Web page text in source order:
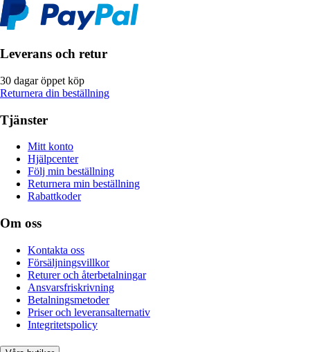
Leverans och retur
30 dagar öppet köp
Returnera din beställning
Tjänster
Mitt konto
Hjälpcenter
Följ min beställning
Returnera min beställning
Rabattkoder
Om oss
Kontakta oss
Försäljningsvillkor
Returer och återbetalningar
Ansvarsfriskrivning
Betalningsmetoder
Priser och leveransalternativ
Integritetspolicy